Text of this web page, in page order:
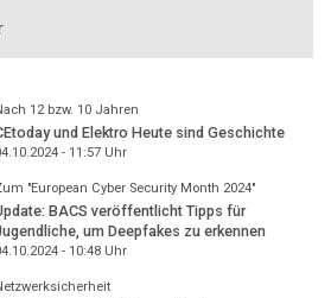
12 bzw. 10 Jahren
und Elektro Heute sind Geschichte
- 11:57Uhr
"European Cyber Security Month 2024"
BACS veröffentlicht Tipps für
um Deepfakes zu erkennen
- 10:48Uhr